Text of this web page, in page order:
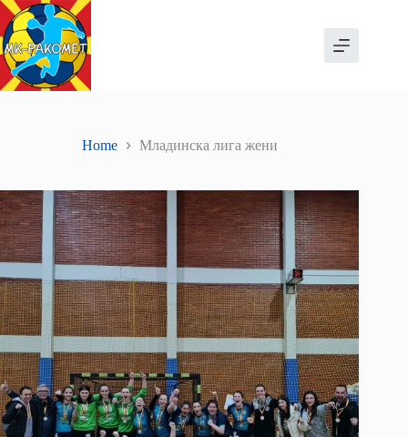
Skip
to
content
Home Младинска лига жени